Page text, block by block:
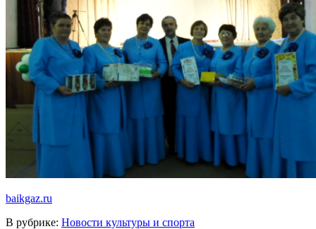
baikgaz.ru
В рубрике: Новости культуры и спорта